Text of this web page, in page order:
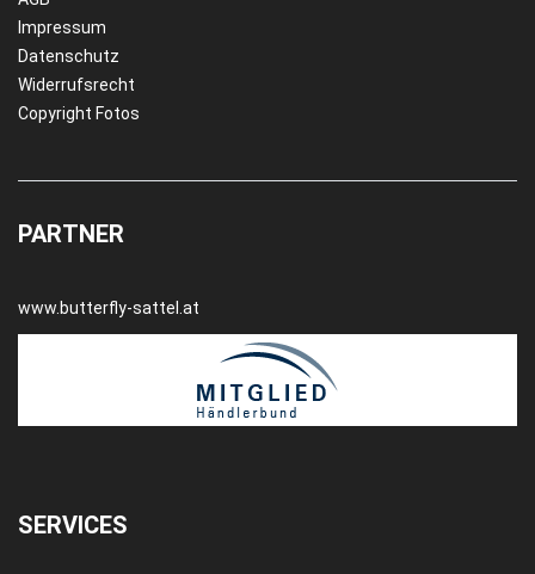
Impressum
Datenschutz
Widerrufsrecht
Copyright Fotos
PARTNER
www.butterfly-sattel.at
SERVICES